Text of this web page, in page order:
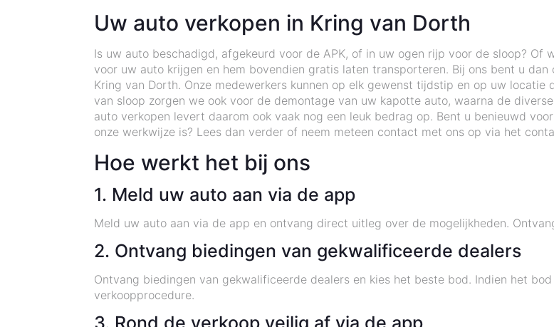
Uw auto verkopen in Kring van Dorth
Is uw auto beschadigd, afgekeurd voor de APK, of in uw ogen rijp voor de sloop? Of
voor uw auto krijgen en hem bovendien gratis laten transporteren. Bij ons bent u
Kring van Dorth. Onze medewerkers kunnen op elk gewenst tijdstip en op uw
van sloop zorgen we ook voor de demontage van uw kapotte auto, waarna de
auto verkopen levert daarom ook vaak nog een leuk bedrag op. Bent u benieuwd
onze werkwijze is? Lees dan verder of neem meteen contact met ons op via het
Hoe werkt het bij ons
1. Meld uw auto aan via de app
Meld uw auto aan via de app en ontvang direct uitleg over de mogelijkheden.
2. Ontvang biedingen van gekwalificeerde dealers
Ontvang biedingen van gekwalificeerde dealers en kies het beste bod. Indien het
verkoopprocedure.
3. Rond de verkoop veilig af via de app